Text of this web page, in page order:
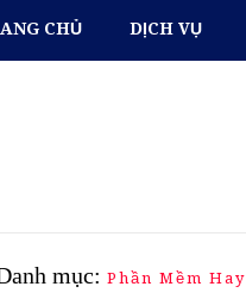
CHỦ DỊCH VỤ
mục: Phần Mềm Hay